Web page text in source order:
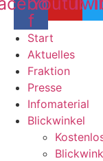
f
Start
Aktuelles
Fraktion
Presse
Infomaterial
Blickwinkel